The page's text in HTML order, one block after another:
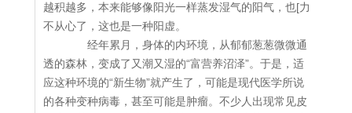
越积越多，本来能够像阳光一样蒸发湿气的阳气，也[力
不从心了，这也是一种阳虚。
经年累月，身体的内环境，从郁郁葱葱微微通
透的森林，变成了又潮又湿的“富营养沼泽”。于是，适
应这种环境的“新生物”就产生了，可能是现代医学所说
的各种变种病毒，甚至可能是肿瘤。不少人出现常见皮